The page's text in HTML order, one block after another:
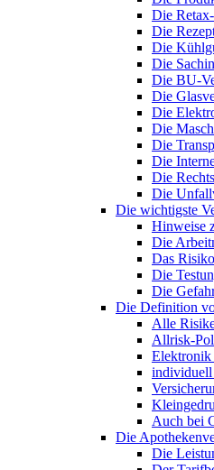
Die
Die
Die
Die
Die BU-
Die
Die
Die
Die
Die
Die
Die
Die wichtigste
Hinweise
Die
Das
Die
Die
Die Definition
Alle
Allrisk-
Elektronik
individuell
Auch bei
Die
Die